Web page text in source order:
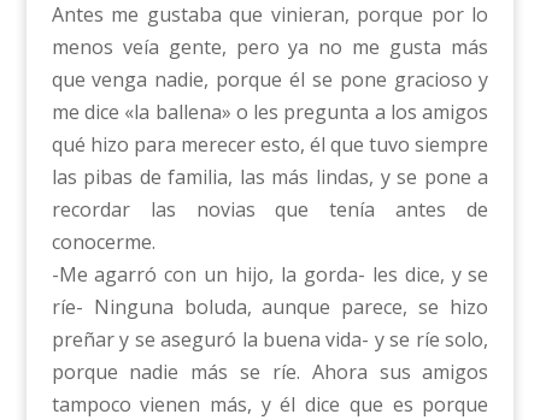
Antes me gustaba que vinieran, porque por lo
menos veía gente, pero ya no me gusta más
que venga nadie, porque él se pone gracioso y
me dice «la ballena» o les pregunta a los amigos
qué hizo para merecer esto, él que tuvo siempre
las pibas de familia, las más lindas, y se pone a
recordar las novias que tenía antes de
conocerme.
-Me agarró con un hijo, la gorda- les dice, y se
ríe- Ninguna boluda, aunque parece, se hizo
preñar y se aseguró la buena vida- y se ríe solo,
porque nadie más se ríe. Ahora sus amigos
tampoco vienen más, y él dice que es porque